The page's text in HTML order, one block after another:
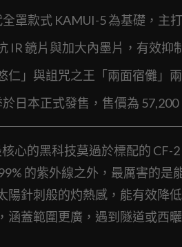
罩款式 KAMUI-5 為基礎，主
IR 鏡片與加大內墨片，有效抑
仁」與詛咒之王「兩面宿儺」
日本正式發售，售價為
心的黑科技莫過於標配的
的紫外線之外，最厲害的
陽針刺般的灼熱感，能有效降
涵蓋範圍更廣，遇到隧道或西